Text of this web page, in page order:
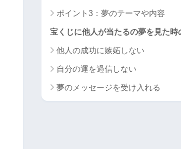
ポイント3：夢のテーマや内容
宝くじに他人が当たるの夢を見た時
他人の成功に嫉妬しない
自分の運を過信しない
夢のメッセージを受け入れる